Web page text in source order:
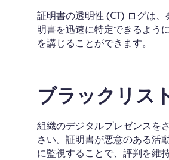
証明書の透明性 (CT) ログは
明書を迅速に特定できるよう
を講じることができます。
ブラックリス
組織のデジタルプレゼンスを
さい。証明書が悪意のある活
に監視することで、評判を維